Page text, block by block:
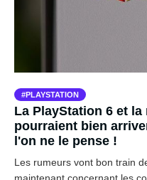
PLAYSTATION
La PlayStation 6 et
pourraient bien
l'on ne le pense !
Les rumeurs vont bon train